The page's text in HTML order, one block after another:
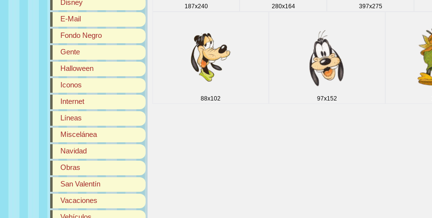
Disney
E-Mail
Fondo Negro
Gente
Halloween
Iconos
Internet
Líneas
Miscelánea
Navidad
Obras
San Valentín
Vacaciones
187x240 280x164 397x275
88x102 97x152